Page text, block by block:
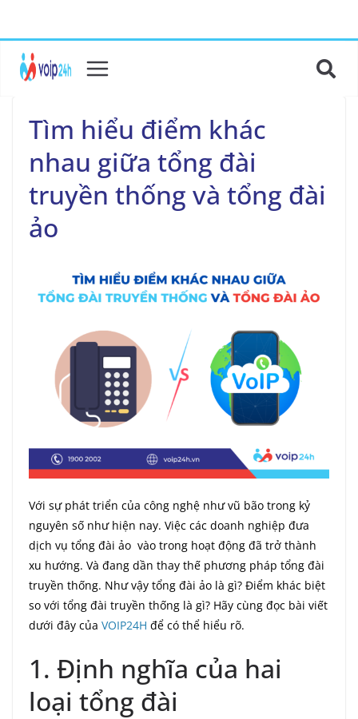
Tìm hiểu điểm khác
nhau giữa tổng đài
truyền thống và tổng đài
ảo
Với sự phát triển của công nghệ như vũ bão trong kỷ
nguyên số như hiện nay. Việc các doanh nghiệp đưa
dịch vụ tổng đài ảo vào trong hoạt động đã trở thành
xu hướng. Và đang dần thay thế phương pháp tổng đài
truyền thống. Như vậy tổng đài ảo là gì? Điểm khác biệt
so với tổng đài truyền thống là gì? Hãy cùng đọc bài viết
dưới đây của VOIP24H để có thể hiểu rõ.
1. Định nghĩa của hai
loại tổng đài